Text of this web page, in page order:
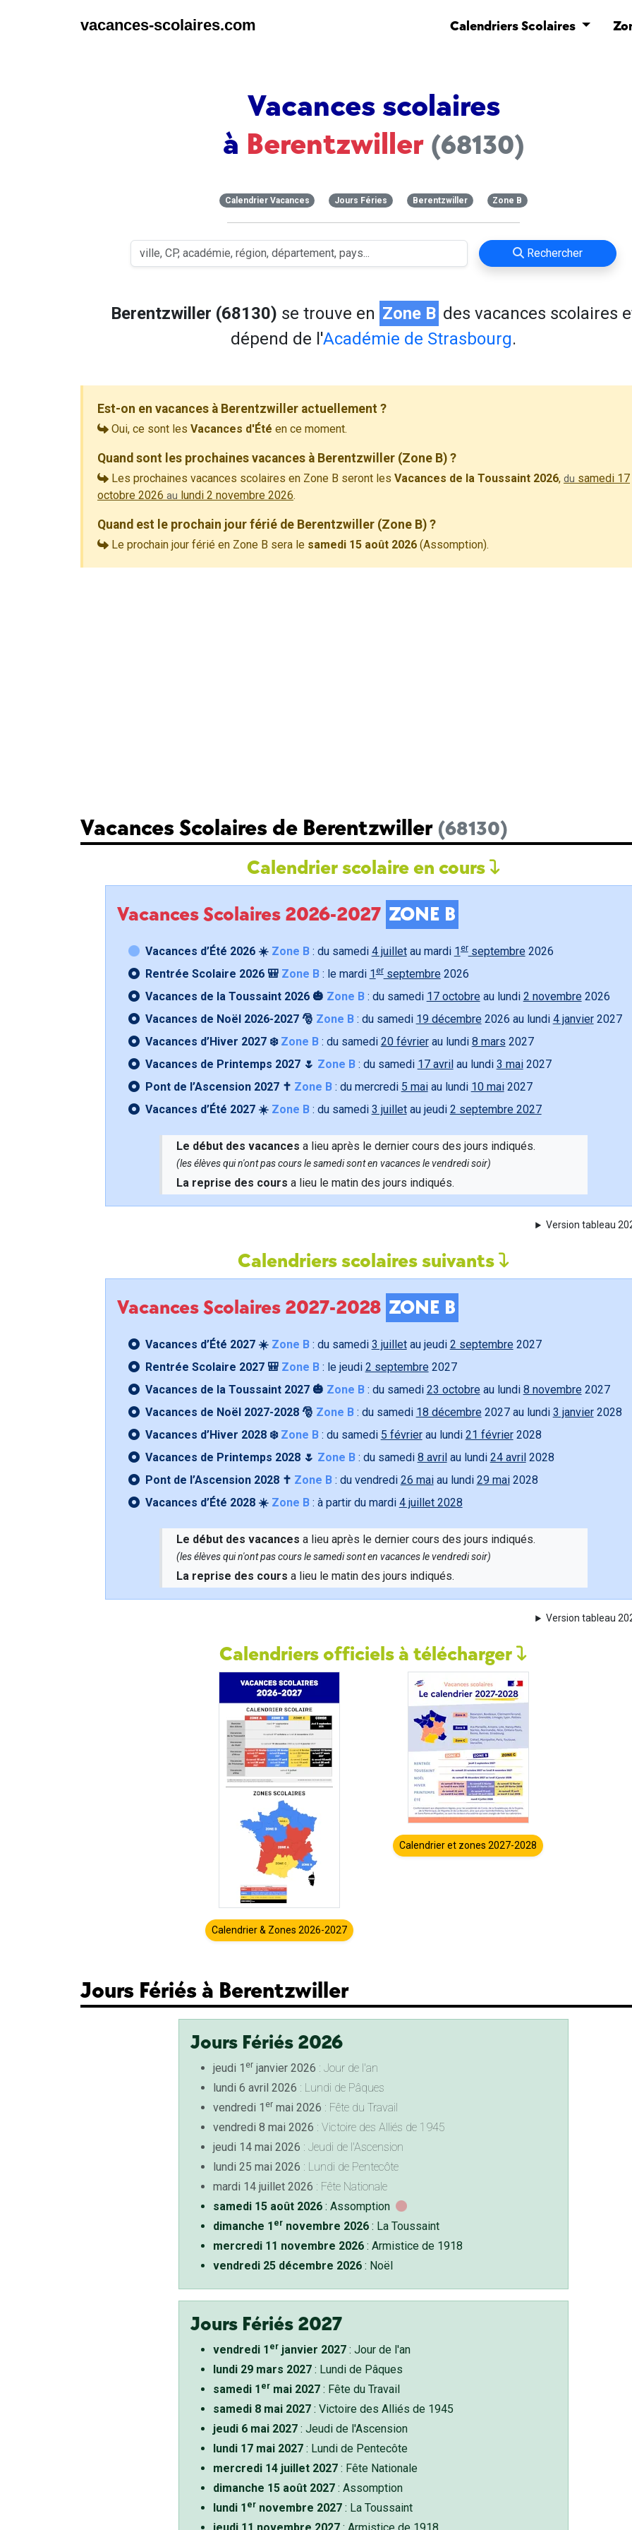
vacances-scolaires.com Calendriers Scolaires
Vacances scolaires
à Berentzwiller (68130)
Calendrier Vacances Jours Féries Berentzwiller Zone B
Rechercher
Berentzwiller (68130) se trouve en Zone B des vacances scolaires
dépend de l'Académie de Strasbourg.
Est-on en vacances à Berentzwiller actuellement ?
Oui, ce sont les Vacances d'Été en ce moment.
Quand sont les prochaines vacances à Berentzwiller (Zone B) ?
Les prochaines vacances scolaires en Zone B seront les Vacances de la Toussaint 2026, du samedi 17
octobre 2026 au lundi 2 novembre 2026.
Quand est le prochain jour férié de Berentzwiller (Zone B) ?
Le prochain jour férié en Zone B sera le samedi 15 août 2026 (Assomption).
Vacances Scolaires de Berentzwiller (68130)
Calendrier scolaire en cours
Vacances Scolaires 2026-2027 ZONE B
Vacances d’Été 2026 ☀️ Zone B: du samedi 4 juilletau mardi 1 erseptembre 2026
Rentrée Scolaire 2026 🎒 Zone B: le mardi 1erseptembre 2026
Vacances de la Toussaint 2026 🎃 Zone B: du samedi 17 octobre au lundi 2 novembre 2026
Vacances de Noël 2026-2027 🎅 Zone B: du samedi 19 décembre 2026 au lundi 4 janvier2027
Vacances d’Hiver 2027 ❄️ Zone B: du samedi 20 févrierau lundi 8 mars 2027
Vacances de Printemps 2027 🌷 Zone B: du samedi 17 avril au lundi 3 mai2027
Pont de l’Ascension 2027 ✝️ Zone B: du mercredi 5 maiau lundi 10 mai2027
Vacances d’Été 2027 ☀️ Zone B: du samedi 3 juilletau jeudi 2 septembre 2027
Le début des vacances a lieu après le dernier cours des jours indiqués.
(les élèves qui n'ont pas cours le samedi sont en vacances le vendredi soir)
La reprise des cours a lieu le matin des jours indiqués.
Version tableau
Calendriers scolaires suivants
Vacances Scolaires 2027-2028 ZONE B
Vacances d’Été 2027 ☀️ Zone B: du samedi 3 juilletau jeudi 2 septembre 2027
Rentrée Scolaire 2027 🎒 Zone B: le jeudi 2 septembre 2027
Vacances de la Toussaint 2027 🎃 Zone B: du samedi 23 octobre au lundi 8 novembre 2027
Vacances de Noël 2027-2028 🎅 Zone B: du samedi 18 décembre 2027 au lundi 3 janvier2028
Vacances d’Hiver 2028 ❄️ Zone B: du samedi 5 févrierau lundi 21 février2028
Vacances de Printemps 2028 🌷 Zone B: du samedi 8 avril au lundi 24 avril 2028
Pont de l’Ascension 2028 ✝️ Zone B: du vendredi 26 maiau lundi 29 mai2028
Vacances d’Été 2028 ☀️ Zone B: à partir du mardi 4 juillet 2028
Le début des vacances a lieu après le dernier cours des jours indiqués.
(les élèves qui n'ont pas cours le samedi sont en vacances le vendredi soir)
La reprise des cours a lieu le matin des jours indiqués.
Version tableau
Calendriers officiels à télécharger
Calendrier & Zones 2026-2027
Calendrier et zones 2027-2028
Jours Fériés à Berentzwiller
Jours Fériés 2026
jeudi 1 erjanvier 2026 : Jour de l'an
lundi 6 avril 2026 : Lundi de Pâques
vendredi 1 ermai 2026 : Fête du Travail
vendredi 8 mai 2026 : Victoire des Alliés de 1945
jeudi 14 mai 2026 : Jeudi de l'Ascension
lundi 25 mai 2026 : Lundi de Pentecôte
mardi 14 juillet 2026 : Fête Nationale
samedi 15 août 2026: Assomption
dimanche 1 ernovembre 2026: La Toussaint
mercredi 11 novembre 2026: Armistice de 1918
vendredi 25 décembre 2026: Noël
Jours Fériés 2027
vendredi 1 erjanvier 2027: Jour de l'an
lundi 29 mars 2027: Lundi de Pâques
samedi 1 ermai 2027: Fête du Travail
samedi 8 mai 2027: Victoire des Alliés de 1945
jeudi 6 mai 2027: Jeudi de l'Ascension
lundi 17 mai 2027: Lundi de Pentecôte
mercredi 14 juillet 2027: Fête Nationale
dimanche 15 août 2027: Assomption
lundi 1 ernovembre 2027: La Toussaint
jeudi 11 novembre 2027: Armistice de 1918